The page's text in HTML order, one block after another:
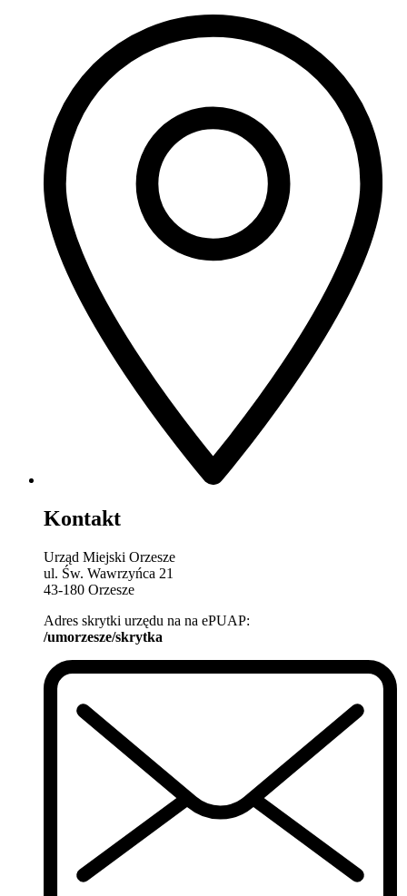
Kontakt
Urząd Miejski Orzesze
ul. Św. Wawrzyńca 21
43-180 Orzesze
Adres skrytki urzędu na na ePUAP:
/umorzesze/skrytka